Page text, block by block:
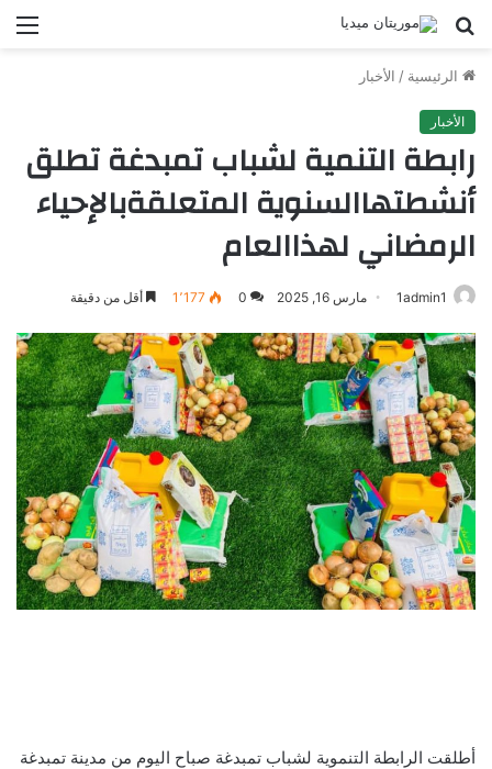
بحث
الرئيسية / الأخبار
الأخبار
رابطة التنمية لشباب تمبدغة تطلق
أنشطتهاالسنوية المتعلقةبالإحياء
الرمضاني لهذاالعام
1admin1 مارس 16, 2025 0 1٬177 أقل من دقيقة
أطلقت الرابطة التنموية لشباب تمبدغة صباح اليوم من مدينة تمبدغة